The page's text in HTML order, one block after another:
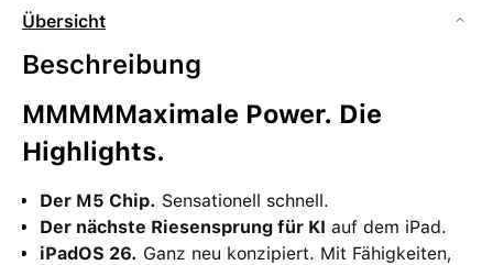
Übersicht
Beschreibung
MMMMMaximale Power. Die
Highlights.
Der M5 Chip. Sensationell schnell.
Der nächste Riesensprung für KI auf dem iPad.
iPadOS 26. Ganz neu konzipiert. Mit Fähigkeiten,